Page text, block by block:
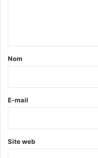
a
e
Nom
E-mail
Site web